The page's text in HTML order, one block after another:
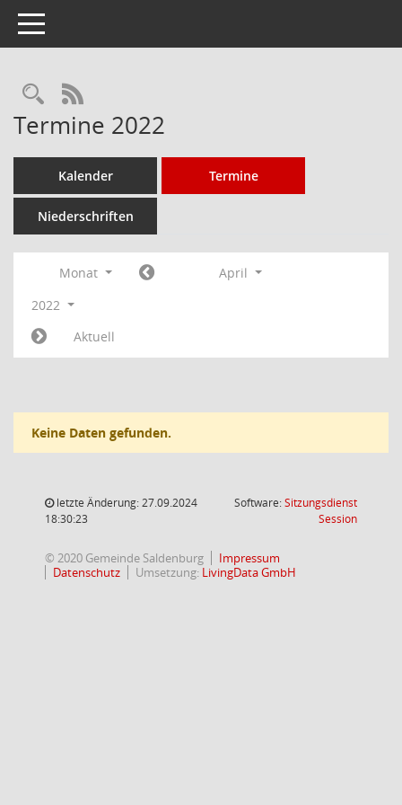
Toggle navigation
Rechercheauswahl
RSS-Feed
Termine 2022
Kalender Termine
Niederschriften
Monat
April
2022
Aktuell
Keine Daten gefunden.
letzte Änderung: 27.09.2024
18:30:23
Software:Sitzungsdienst
Session(Wird in
© 2020 Gemeinde Saldenburg
Impressum
Datenschutz
Umsetzung: LivingData GmbH